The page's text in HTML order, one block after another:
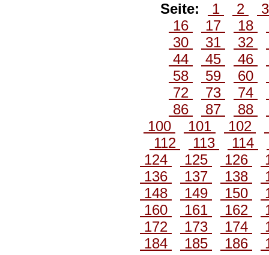
Seite: 1 2
16
17 18
30
31 32
44
45 46
58
59 60
72
73 74
86
87 88
100
101 102
112
113 114
124
125 126
136
137 138
148
149 150
160
161 162
172
173 174
184
185 186